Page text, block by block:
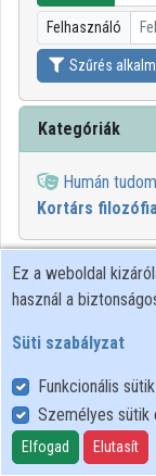
Intézményi listák
Intézmények
Közreműködők
Felhasználó
Szűrés
Kategóriák
Humán
Kortárs filozófia
00:38:23
Ez a weboldal
használ a
Süti szabályzat
Funkcionális
Személyes sütik
Elfogad Elutasít